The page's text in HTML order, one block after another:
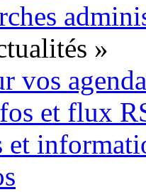
»
vos
et flux
et